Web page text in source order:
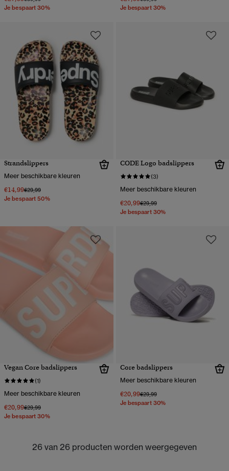
Je bespaart 30%
Je bespaart 30%
Strandslippers
Meer beschikbare kleuren
€14,99Prijs verlaagd van
€29,99naar
Je bespaart 50%
CODE Logo badslippers
(3)
Meer beschikbare kleuren
€20,99Prijs verlaagd van
€29,99naar
Je bespaart 30%
Vegan Core badslippers
(1)
Meer beschikbare kleuren
€20,99Prijs verlaagd van
€29,99naar
Je bespaart 30%
Core badslippers
Meer beschikbare kleuren
€20,99Prijs verlaagd van
€29,99naar
Je bespaart 30%
26 van 26 producten worden weergegeven